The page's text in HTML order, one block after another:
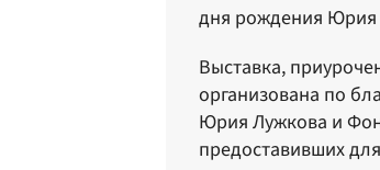
дня рождения Юрия
Выставка,
организована по
Юрия Лужкова и
предоставивших